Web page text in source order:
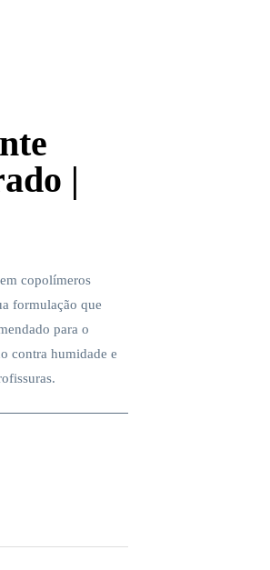
|
copolímeros
formulação que
para o
contra humidade e